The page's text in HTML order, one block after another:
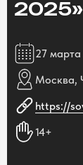
27
Москва,
https://
14+